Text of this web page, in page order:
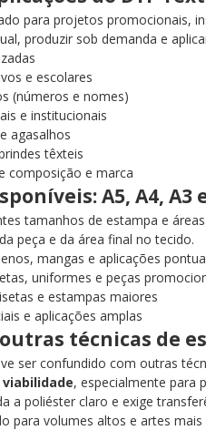
para projetos promocionais,
produzir sob demanda e
e escolares
(números e nomes)
e institucionais
agasalhos
têxteis
composição e marca
A5, A4, A3
tamanhos de estampa e
peça e da área final no tecido.
mangas e aplicações
uniformes e peças
e estampas maiores
e aplicações amplas
técnicas de
ser confundido com outras
viabilidade, especialmente para
a poliéster claro e exige
para volumes altos e artes mais